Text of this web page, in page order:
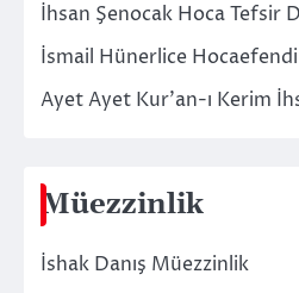
İhsan Şenocak Hoca Tefsir
İsmail Hünerlice
Ayet Ayet Kur’an-ı Kerim
Müezzinlik
İshak Danış Müezzinlik